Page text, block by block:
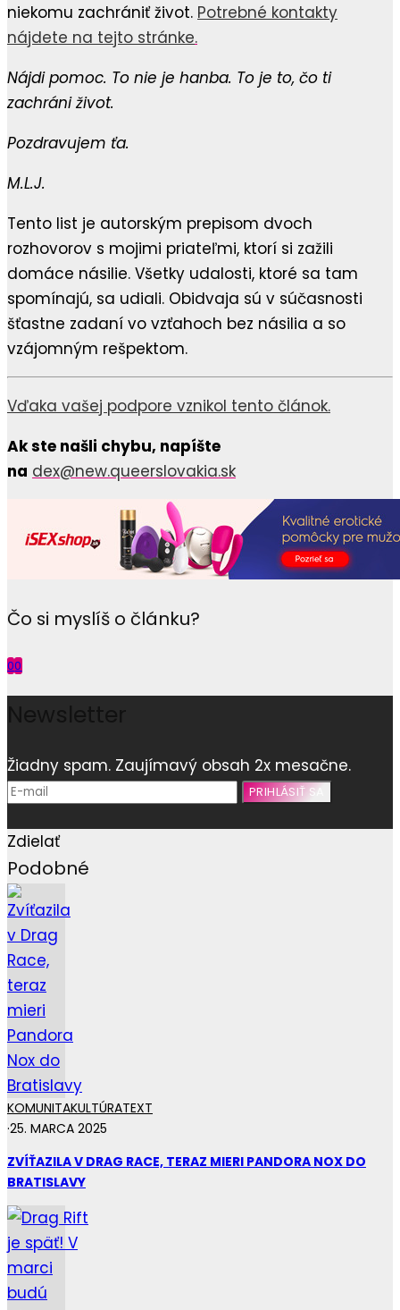
niekomu zachrániť život. Potrebné kontakty
nájdete na tejto stránke.
Nájdi pomoc. To nie je hanba. To je to, čo ti
zachráni život.
Pozdravujem ťa.
M.L.J.
Tento list je autorským prepisom dvoch
rozhovorov s mojimi priateľmi, ktorí si zažili
domáce násilie. Všetky udalosti, ktoré sa tam
spomínajú, sa udiali. Obidvaja sú v súčasnosti
šťastne zadaní vo vzťahoch bez násilia a so
vzájomným rešpektom.
Vďaka vašej podpore vznikol tento článok.
Ak ste našli chybu, napíšte
na dex@new.queerslovakia.sk
Čo si myslíš o článku?
00
Žiadny spam. Zaujímavý obsah 2x mesačne.
Zdielať
Podobné
KOMUNITAKULTÚRATEXT
·25. MARCA 2025
ZVÍŤAZILA V DRAG RACE, TERAZ MIERI PANDORA NOX DO
BRATISLAVY